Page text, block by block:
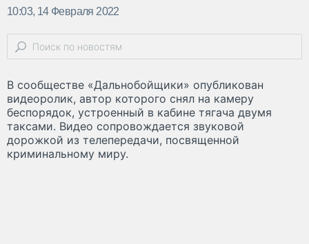
10:03, 14 Февраля 2022
В сообществе «Дальнобойщики» опубликован
видеоролик, автор которого снял на камеру
беспорядок, устроенный в кабине тягача двумя
таксами. Видео сопровождается звуковой
дорожкой из телепередачи, посвященной
криминальному миру.